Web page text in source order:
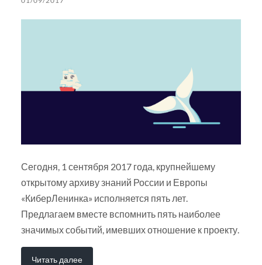
Сегодня, 1 сентября 2017 года, крупнейшему
открытому архиву знаний России и Европы
«КиберЛенинка» исполняется пять лет.
Предлагаем вместе вспомнить пять наиболее
значимых событий, имевших отношение к проекту.
Читать далее